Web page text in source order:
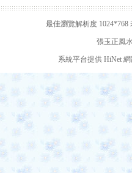
最佳瀏覽解析度
張玉正風
系統平台提供 HiNet